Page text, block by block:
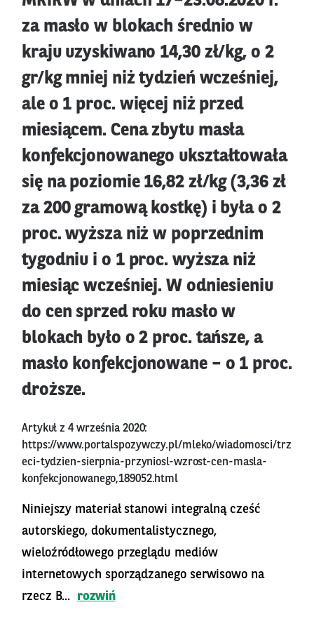
za masło w blokach średnio w
kraju uzyskiwano 14,30 zł/kg, o 2
gr/kg mniej niż tydzień wcześniej,
ale o 1 proc. więcej niż przed
miesiącem. Cena zbytu masła
konfekcjonowanego ukształtowała
się na poziomie 16,82 zł/kg (3,36 zł
za 200 gramową kostkę) i była o 2
proc. wyższa niż w poprzednim
tygodniu i o 1 proc. wyższa niż
miesiąc wcześniej. W odniesieniu
do cen sprzed roku masło w
blokach było o 2 proc. tańsze, a
masło konfekcjonowane – o 1 proc.
droższe.
Artykuł z 4 września 2020:
https://www.portalspozywczy.pl/mleko/wiadomosci/trz
eci-tydzien-sierpnia-przyniosl-wzrost-cen-masla-
konfekcjonowanego,189052.html
Niniejszy materiał stanowi integralną cześć
autorskiego, dokumentalistycznego,
wieloźródłowego przeglądu mediów
internetowych sporządzanego serwisowo na
rzecz B...
rozwiń